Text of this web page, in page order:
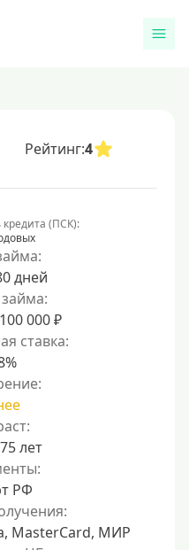
Рейтинг:4
(ПСК):
дней
000 ₽
ставка:
лет
РФ
MasterCard, МИР